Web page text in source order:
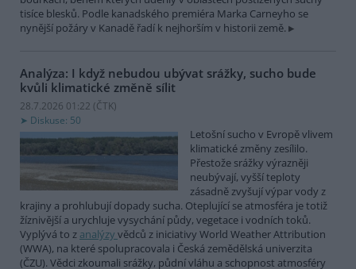
tisíce blesků. Podle kanadského premiéra Marka Carneyho se
nynější požáry v Kanadě řadí k nejhorším v historii země.
Analýza: I když nebudou ubývat srážky, sucho bude
kvůli klimatické změně sílit
28.7.2026 01:22 (ČTK)
Diskuse: 50
Letošní sucho v Evropě vlivem
klimatické změny zesílilo.
Přestože srážky výrazněji
neubývají, vyšší teploty
zásadně zvyšují výpar vody z
krajiny a prohlubují dopady sucha. Oteplující se atmosféra je totiž
žíznivější a urychluje vysychání půdy, vegetace i vodních toků.
Vyplývá to z analýzy vědců z iniciativy World Weather Attribution
(WWA), na které spolupracovala i Česká zemědělská univerzita
(ČZU). Vědci zkoumali srážky, půdní vláhu a schopnost atmosféry